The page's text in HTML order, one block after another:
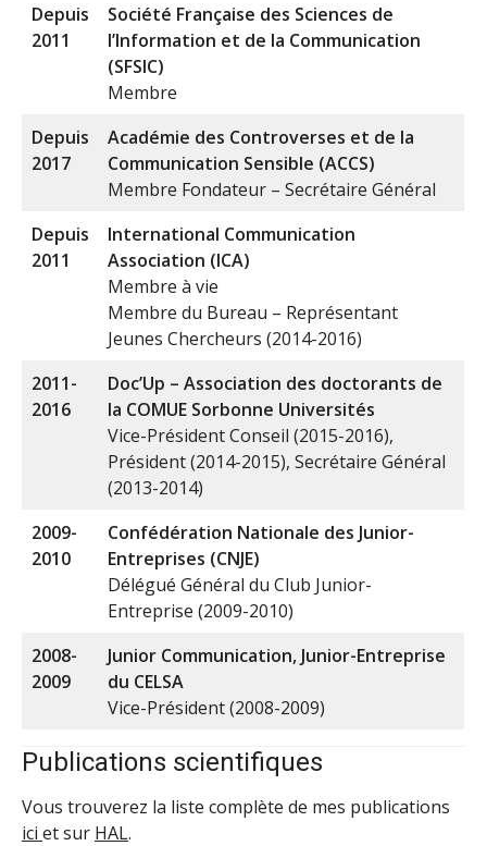
Depuis
2011
Société Française des Sciences de
l’Information et de la Communication
(SFSIC)
Membre
Depuis
2017
Académie des Controverses et de la
Communication Sensible (ACCS)
Membre Fondateur – Secrétaire Général
Depuis
2011
International Communication
Association (ICA)
Membre à vie
Membre du Bureau – Représentant
Jeunes Chercheurs (2014-2016)
2011-
2016
Doc’Up – Association des doctorants de
la COMUE Sorbonne Universités
Vice-Président Conseil (2015-2016),
Président (2014-2015), Secrétaire Général
(2013-2014)
2009-
2010
Confédération Nationale des Junior-
Entreprises (CNJE)
Délégué Général du Club Junior-
Entreprise (2009-2010)
2008-
2009
Junior Communication, Junior-Entreprise
du CELSA
Vice-Président (2008-2009)
Publications scientifiques
Vous trouverez la liste complète de mes publications
ici et sur HAL.